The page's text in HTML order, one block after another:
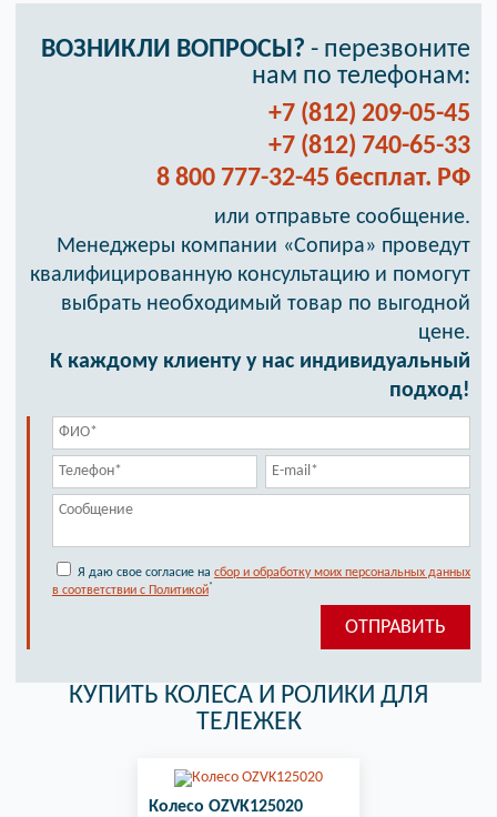
ВОЗНИКЛИ ВОПРОСЫ? - перезвоните
нам по телефонам:
+7 (812) 209-05-45
+7 (812) 740-65-33
8 800 777-32-45 бесплат. РФ
или отправьте сообщение.
Менеджеры компании «Сопира» проведут
квалифицированную консультацию и помогут
выбрать необходимый товар по выгодной
цене.
К каждому клиенту у нас индивидуальный
подход!
Я даю свое согласие на сбор и обработку моих персональных данных
в соответствии с Политикой*
КУПИТЬ КОЛЕСА И РОЛИКИ ДЛЯ
ТЕЛЕЖЕК
Колесо OZVK125020